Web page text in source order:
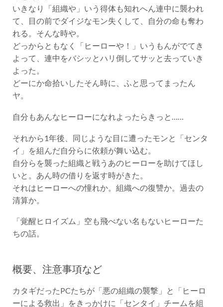
いきなり「組織や」いう得体も知れへん連中に襲われ
て、目の前でダイジなモン失くして、自分の命も奪わ
れる。そんな時や。
どっからともなく「ヒーローや！」いうもんがでてき
よって、連中をバシッとハリ倒してサッと去っていき
よった。
どーにか命拾いしたそん時に、ふと思ってまったん
ヤ。
自分もあんなヒーローになれよったらきっと……
それから1年後、同じような目に遭ったモンと「センタ
イ」を組んだ自分らに依頼が舞い込む。
自分らを襲った組織と戦うあのヒーローを助けてほし
いと。あん時の借りを返す時がきた。
それはヒーローへの憧れか。組織への復讐か。過去の
清算か。
「覚醒ヒロイズム」空も飛べない名もないヒーローた
ちの話。
概要、注意事項など
カタギだったPCたちが「悪の組織の襲撃」と「ヒーロ
ーによる救出」をきっかけに「センタイ」チームを組